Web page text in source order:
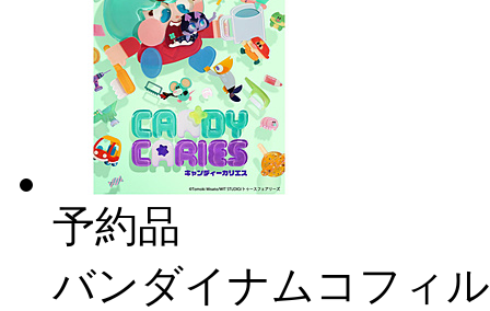
予約品
バンダイナムコフィ